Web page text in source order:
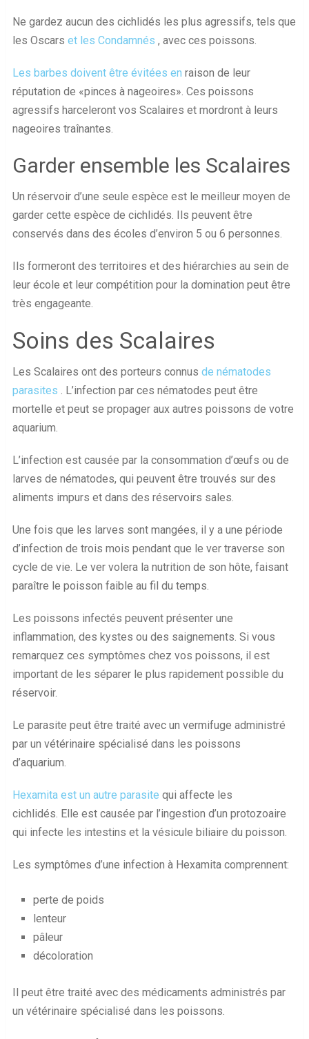
Ne gardez aucun des cichlidés les plus agressifs, tels que
les Oscars et les Condamnés , avec ces poissons.
Les barbes doivent être évitées en raison de leur
réputation de «pinces à nageoires». Ces poissons
agressifs harceleront vos Scalaires et mordront à leurs
nageoires traînantes.
Garder ensemble les Scalaires
Un réservoir d’une seule espèce est le meilleur moyen de
garder cette espèce de cichlidés. Ils peuvent être
conservés dans des écoles d’environ 5 ou 6 personnes.
Ils formeront des territoires et des hiérarchies au sein de
leur école et leur compétition pour la domination peut être
très engageante.
Soins des Scalaires
Les Scalaires ont des porteurs connus de nématodes
parasites . L’infection par ces nématodes peut être
mortelle et peut se propager aux autres poissons de votre
aquarium.
L’infection est causée par la consommation d’œufs ou de
larves de nématodes, qui peuvent être trouvés sur des
aliments impurs et dans des réservoirs sales.
Une fois que les larves sont mangées, il y a une période
d’infection de trois mois pendant que le ver traverse son
cycle de vie. Le ver volera la nutrition de son hôte, faisant
paraître le poisson faible au fil du temps.
Les poissons infectés peuvent présenter une
inflammation, des kystes ou des saignements. Si vous
remarquez ces symptômes chez vos poissons, il est
important de les séparer le plus rapidement possible du
réservoir.
Le parasite peut être traité avec un vermifuge administré
par un vétérinaire spécialisé dans les poissons
d’aquarium.
Hexamita est un autre parasite qui affecte les
cichlidés. Elle est causée par l’ingestion d’un protozoaire
qui infecte les intestins et la vésicule biliaire du poisson.
Les symptômes d’une infection à Hexamita comprennent:
perte de poids
lenteur
pâleur
décoloration
Il peut être traité avec des médicaments administrés par
un vétérinaire spécialisé dans les poissons.